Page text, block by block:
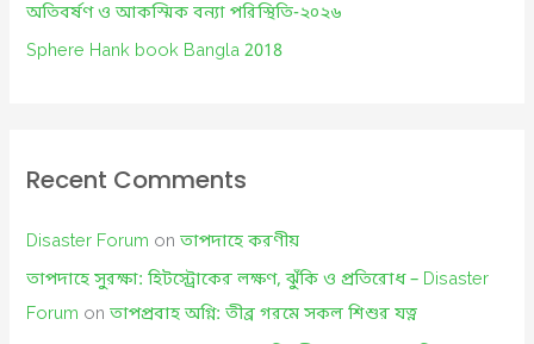
অতিবর্ষণ ও আকস্মিক বন্যা পরিস্থিতি-২০২৬
Sphere Hank book Bangla 2018
Recent Comments
Disaster Forum onতাপদাহে করণীয়
তাপদাহে সুরক্ষা: হিটস্ট্রোকের লক্ষণ, ঝুঁকি ও প্রতিরোধ – Disaster
Forum onতাপপ্রবাহ অগ্নি: তীব্র গরমে সকল শিশুর যত্ন